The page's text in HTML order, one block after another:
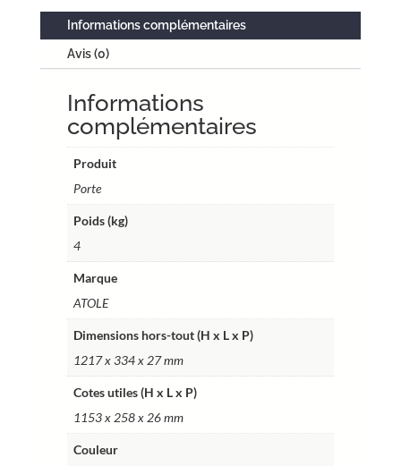
-
hauteur
PAT71
Informations complémentaires
Avis (0)
Informations
complémentaires
Produit
Porte
Poids (kg)
4
Marque
ATOLE
Dimensions hors-tout (H x L x P)
1217 x 334 x 27 mm
Cotes utiles (H x L x P)
1153 x 258 x 26 mm
Couleur